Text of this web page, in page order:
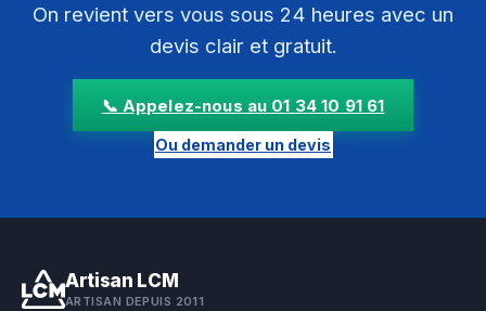
On revient vers vous sous 24 heures avec un
devis clair et gratuit.
📞 Appelez-nous au 01 34 10 91 61
Ou demander un devis
Artisan LCM
ARTISAN DEPUIS 2011